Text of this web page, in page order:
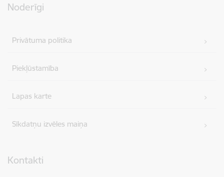
Noderīgi
Privātuma politika
Piekļūstamība
Lapas karte
Sīkdatņu izvēles maiņa
Kontakti